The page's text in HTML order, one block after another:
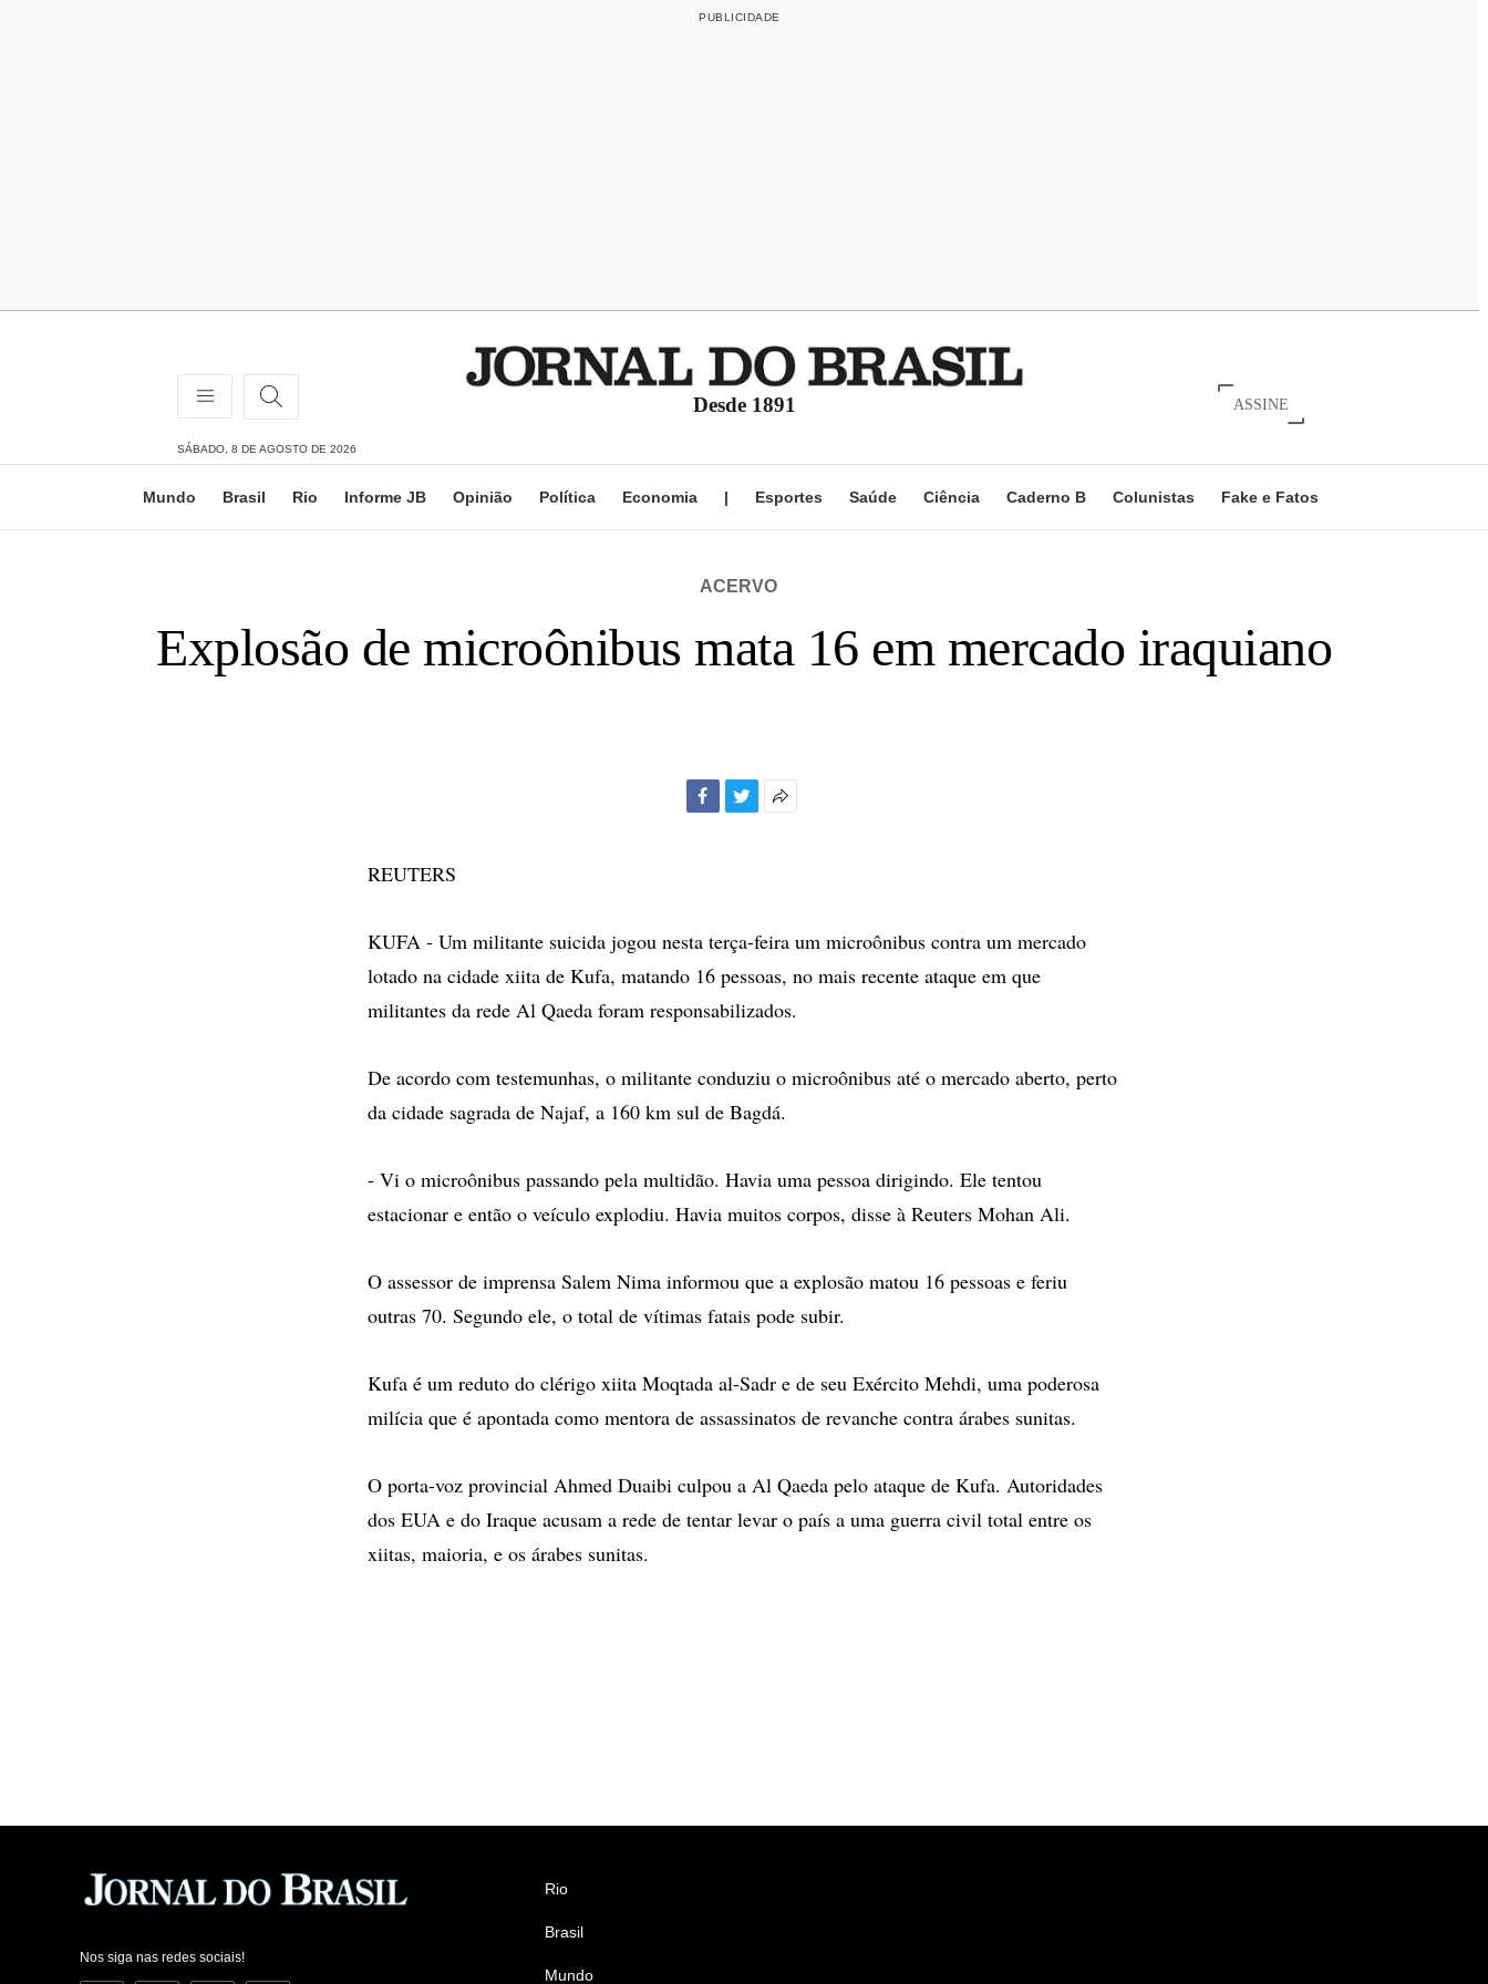
Desde 1891 ASSINE
SÁBADO, 8 DE AGOSTO DE 2026
Mundo Brasil Rio Informe JB Opinião Política Economia | Esportes Saúde Ciência Caderno B Colunistas Fake e Fatos
ACERVO
Explosão de microônibus mata 16 em mercado iraquiano
REUTERS
KUFA - Um militante suicida jogou nesta terça-feira um microônibus contra um mercado
lotado na cidade xiita de Kufa, matando 16 pessoas, no mais recente ataque em que
militantes da rede Al Qaeda foram responsabilizados.
De acordo com testemunhas, o militante conduziu o microônibus até o mercado aberto, perto
da cidade sagrada de Najaf, a 160 km sul de Bagdá.
- Vi o microônibus passando pela multidão. Havia uma pessoa dirigindo. Ele tentou
estacionar e então o veículo explodiu. Havia muitos corpos, disse à Reuters Mohan Ali.
O assessor de imprensa Salem Nima informou que a explosão matou 16 pessoas e feriu
outras 70. Segundo ele, o total de vítimas fatais pode subir.
Kufa é um reduto do clérigo xiita Moqtada al-Sadr e de seu Exército Mehdi, uma poderosa
milícia que é apontada como mentora de assassinatos de revanche contra árabes sunitas.
O porta-voz provincial Ahmed Duaibi culpou a Al Qaeda pelo ataque de Kufa. Autoridades
dos EUA e do Iraque acusam a rede de tentar levar o país a uma guerra civil total entre os
xiitas, maioria, e os árabes sunitas.
Nos siga nas redes sociais!
Rio
Brasil
Mundo